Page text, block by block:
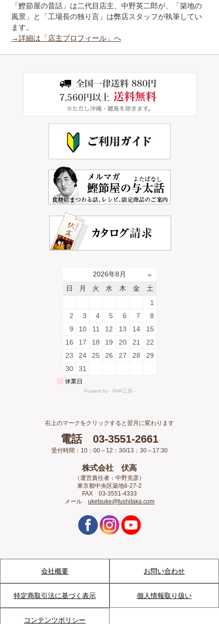
「鰹節屋の昔話」は二代目店主、中野英二郎が、「築地の
風景」と「工場長の独り言」は弊店スタッフが執筆してい
ます。
→詳細は「店主プロフィール」へ
右上のマークをクリックすると翌月に変わります
電話 03-3551-2661
受付時間：10：00～12：30/13：30～17:30
株式会社 伏高
（運営責任者：中野克彦）
東京都中央区築地6-27-2
FAX 03-3551-4333
メール uketsuke@fushitaka.com
会社概要 お問い合わせ
特定商取引法に基づく表示 個人情報取り扱い
コンテンツポリシー